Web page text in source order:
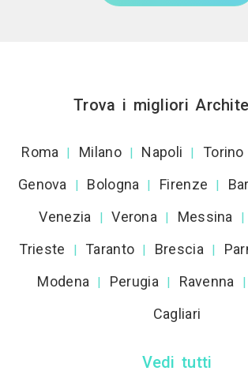
Trova i migliori
Roma | Milano | Napoli | Torino
Genova | Bologna | Firenze |
Venezia | Verona | Messina |
Trieste | Taranto | Brescia |
Modena | Perugia | Ravenna |
Cagliari
Vedi tutti